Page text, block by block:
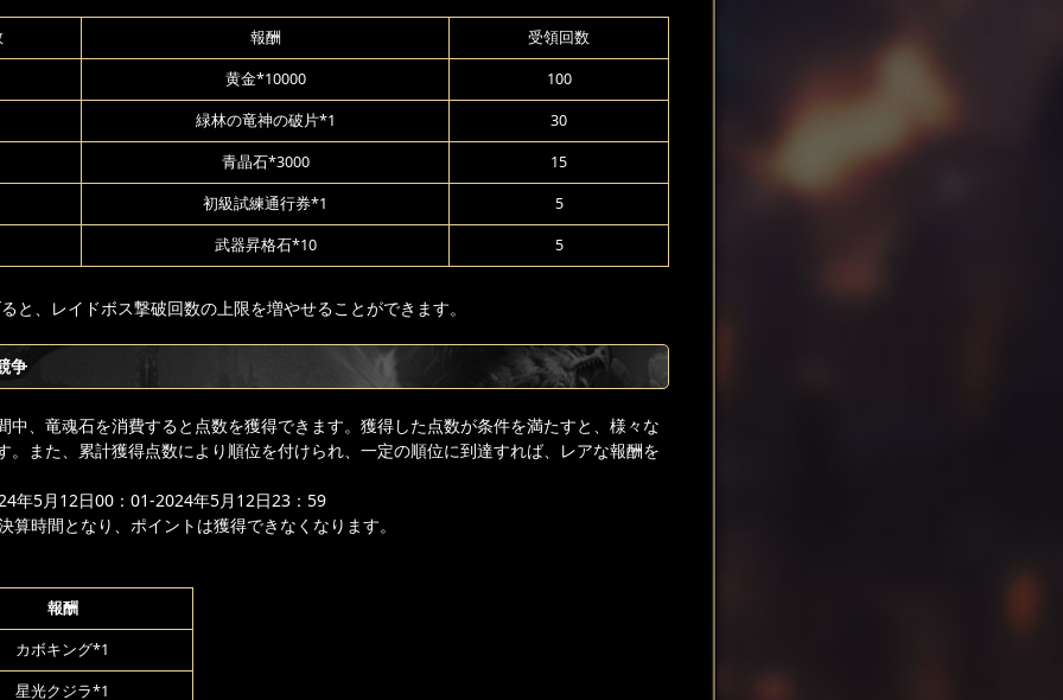
報酬 受領回数
黄金*10000 100
緑林の竜神の破片*1 30
青晶石*3000 15
初級試練通行券*1 5
武器昇格石*10 5
と、レイドボス撃破回数の上限を増やせることができます。
争
中、竜魂石を消費すると点数を獲得できます。獲得した点数が条件を満たすと、様々な
。また、累計獲得点数により順位を付けられ、一定の順位に到達すれば、レアな報酬を
年5月12日00：01-2024年5月12日23：59
時間となり、ポイントは獲得できなくなります。
報酬
カボキング*1
星光クジラ*1